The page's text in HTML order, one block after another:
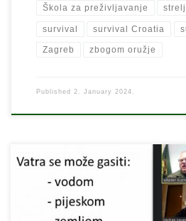
Škola za preživljavanje
survival survival Croatia
Zagreb zbogom oružje
Published 2. January 2024.
U suradnji sa Privatnom klasičnom
smo po prvi puta internet radionicu